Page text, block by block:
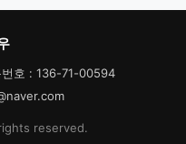
호 : 136-71-00594
reserved.